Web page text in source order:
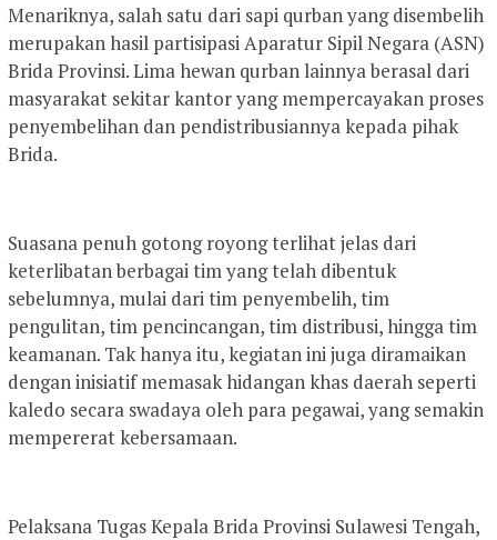
Menariknya, salah satu dari sapi qurban yang disembelih
merupakan hasil partisipasi Aparatur Sipil Negara (ASN)
Brida Provinsi. Lima hewan qurban lainnya berasal dari
masyarakat sekitar kantor yang mempercayakan proses
penyembelihan dan pendistribusiannya kepada pihak
Brida.
Suasana penuh gotong royong terlihat jelas dari
keterlibatan berbagai tim yang telah dibentuk
sebelumnya, mulai dari tim penyembelih, tim
pengulitan, tim pencincangan, tim distribusi, hingga tim
keamanan. Tak hanya itu, kegiatan ini juga diramaikan
dengan inisiatif memasak hidangan khas daerah seperti
kaledo secara swadaya oleh para pegawai, yang semakin
mempererat kebersamaan.
Pelaksana Tugas Kepala Brida Provinsi Sulawesi Tengah,